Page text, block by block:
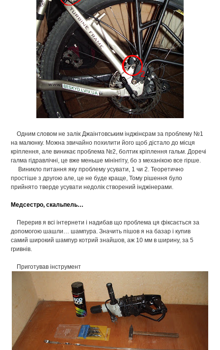
Одним словом не залік Джаінтовським інджінєрам за проблему №1
на малюнку. Можна звичайно похилити його щоб дістало до місця
кріплення, але виникає проблема №2, болтик кріплення гальм. Доречі
галма гідравлічні, це вже меньше мінінгіту, бо з механікою все гірше.
Виникло питання яку проблему усувати, 1 чи 2. Теоретично
простіше з другою але, це не буде краще, Тому рішення було
прийнято тверде усувати недолік створений інджінерами.
Медсестро, скальпель…
Перерив я всі інтернети і надибав що проблема ця фіксається за
допомогою шашли… шампура. Значить пішов я на базар і купив
самий широкий шампур котрий знайшов, аж 10 мм в ширину, за 5
гривнів.
Приготував інструмент